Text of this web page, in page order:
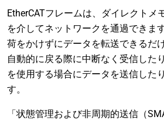
EtherCATフレームは、ダイレクトメ
を介してネットワークを通過できま
荷をかけずにデータを転送できるだ
自動的に戻る際に中断なく受信した
を使用する場合にデータを送信した
す。
「状態管理および非周期的送信（